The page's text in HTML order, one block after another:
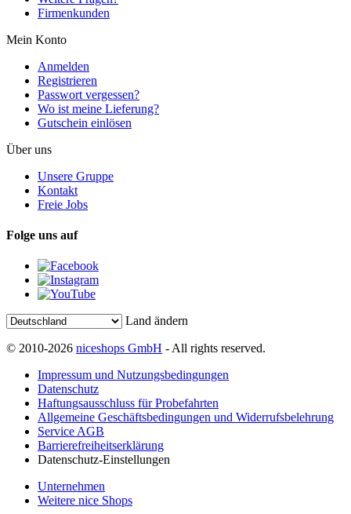
Firmenkunden
Mein Konto
Anmelden
Registrieren
Passwort vergessen?
Wo ist meine Lieferung?
Gutschein einlösen
Über uns
Unsere Gruppe
Kontakt
Freie Jobs
Folge uns auf
Land ändern
© 2010-2026 niceshops GmbH - All rights reserved.
Impressum und Nutzungsbedingungen
Datenschutz
Haftungsausschluss für Probefahrten
Allgemeine Geschäftsbedingungen und Widerrufsbelehrung
Service AGB
Barrierefreiheitserklärung
Datenschutz-Einstellungen
Unternehmen
Weitere nice Shops